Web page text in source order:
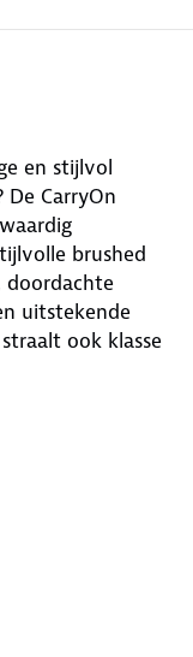
en stijlvol
CarryOn
brushed
doordachte
uitstekende
ook klasse
heb je altijd
met drie
de zijkant én
in elke
De
bij het tillen